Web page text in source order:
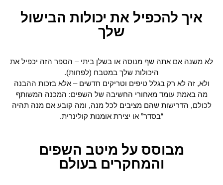
איך להכפיל את יכולות הבישול
שלך
לא משנה אם אתה שף מנוסה או בשלן ביתי – הספר הזה יכפיל את
היכולות שלך במטבח (לפחות).
ולא, זה לא רק בגלל טיפים וטריקים חדשים – אלא בזכות ההבנה
מה באמת עומד מאחורי החשיבה של השפים: המכנה המשותף
לכולם, הדרישות שהם מציבים לכל מנה, ומה קובע אם מנה תהיה
“בסדר” או יצירת אומנות קולינרית.
מבוסס על מיטב השפים
והמחקרים בעולם